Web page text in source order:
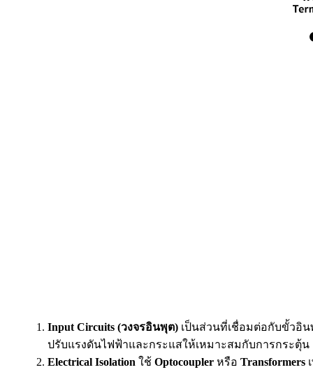
Input Circuits (วงจรอินพุต) เป็นส่วนที่เชื่อมต่อกับขั้วอิ
ปรับแรงดันไฟฟ้าและกระแสให้เหมาะสมกับการกระตุ้น
Electrical Isolation ใช้ Optocoupler หรือ Transformers